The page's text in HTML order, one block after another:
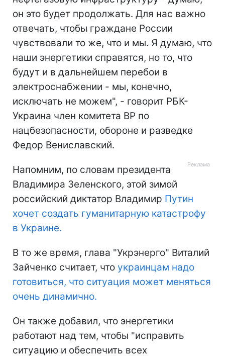
он это будет продолжать. Для нас важно
отвечать, чтобы граждане России
чувствовали то же, что и мы. Я думаю, что
наши энергетики справятся, но то, что
будут и в дальнейшем перебои в
электроснабжении - мы, конечно,
исключать не можем", - говорит РБК-
Украина член комитета ВР по
нацбезопасности, обороне и разведке
Федор Вениславский.
Напомним, по словам президента
Владимира Зеленского, этой зимой
российский диктатор Владимир Путин
хочет создать гуманитарную катастрофу
в Украине.
В то же время, глава "Укрэнерго" Виталий
Зайченко считает, что украинцам надо
готовиться, что ситуация может меняться
очень динамично.
Он также добавил, что энергетики
работают над тем, чтобы "исправить
ситуацию и обеспечить всех